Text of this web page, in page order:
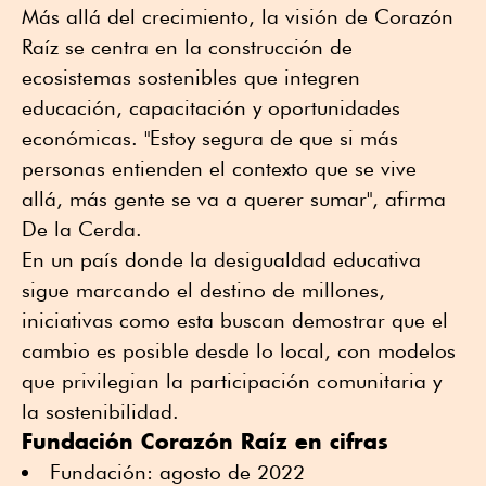
Más allá del crecimiento, la visión de Corazón
Raíz se centra en la construcción de
ecosistemas sostenibles que integren
educación, capacitación y oportunidades
económicas. "Estoy segura de que si más
personas entienden el contexto que se vive
allá, más gente se va a querer sumar", afirma
De la Cerda.
En un país donde la desigualdad educativa
sigue marcando el destino de millones,
iniciativas como esta buscan demostrar que el
cambio es posible desde lo local, con modelos
que privilegian la participación comunitaria y
la sostenibilidad.
Fundación Corazón Raíz en cifras
Fundación: agosto de 2022